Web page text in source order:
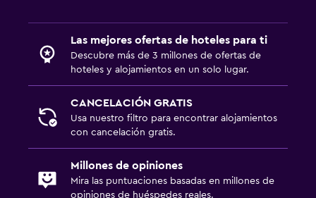
Las mejores ofertas de hoteles para ti
Descubre más de 3 millones de ofertas de
hoteles y alojamientos en un solo lugar.
CANCELACIÓN GRATIS
Usa nuestro filtro para encontrar alojamientos
con cancelación gratis.
Millones de opiniones
Mira las puntuaciones basadas en millones de
opiniones de huéspedes reales.